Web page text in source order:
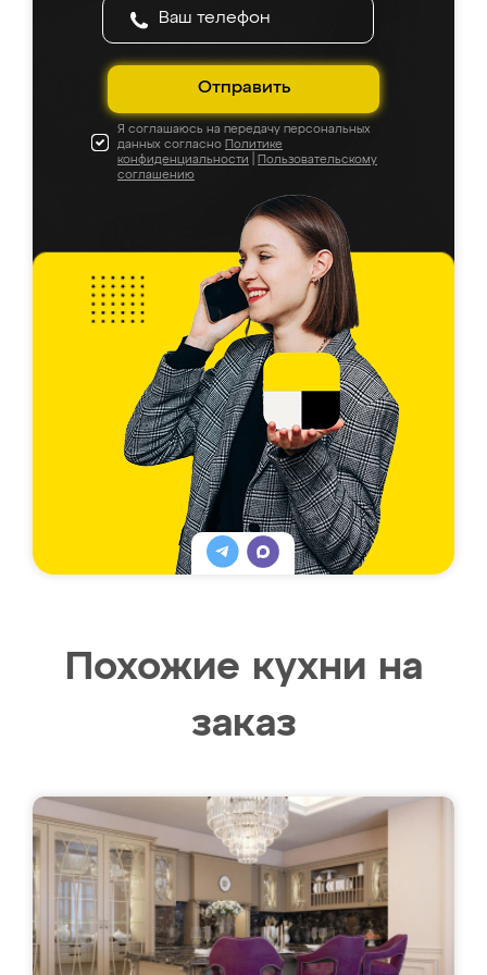
Отправить
Я соглашаюсь на передачу персональных
данных согласно Политике
конфиденциальности
Пользовательскому
соглашению
Похожие кухни на
заказ